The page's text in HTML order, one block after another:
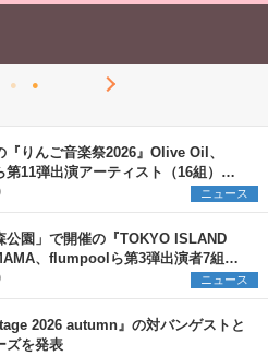
『りんご音楽祭2026』Olive Oil、
第11弾出演アーティスト（16組）を
ニュース
公園」で開催の『TOKYO ISLAND
、flumpoolら第3弾出演者7組を
ョップ・アート出展者を募集ニュース
2026 autumn』の対バンゲストと
ズを発表